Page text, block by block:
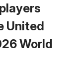
United
World